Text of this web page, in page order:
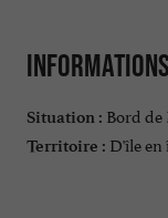
Situation : Bord
Territoire : D'île en